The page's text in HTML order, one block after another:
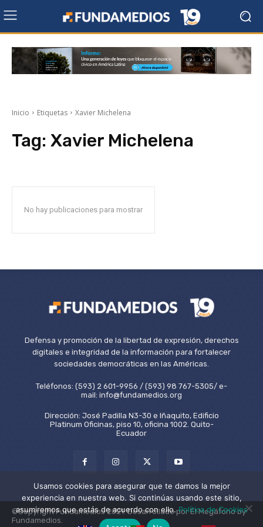
Inicio Etiquetas Xavier Michelena
Tag: Xavier Michelena
No hay publicaciones para mostrar
Defensa y promoción de la libertad de expresión, derechos
digitales e integridad de la información para fortalecer
sociedades democráticas en las Américas.
Teléfonos: (593) 2 601-9956 / (593) 98 767-5305/ e-
mail: info@fundamedios.org
Dirección: José Padilla N3-30 e Iñaquito, Edificio
Platinum Oficinas, piso 10, oficina 1002. Quito-
Ecuador
©Copyright Fundamedios 2021. Desarrollado por El Megáfono by
Fundamedios.
Usamos cookies para asegurar que te damos la mejor
experiencia en nuestra web. Si continúas usando este sitio,
asumiremos que estás de acuerdo con ello.Política de Cookies